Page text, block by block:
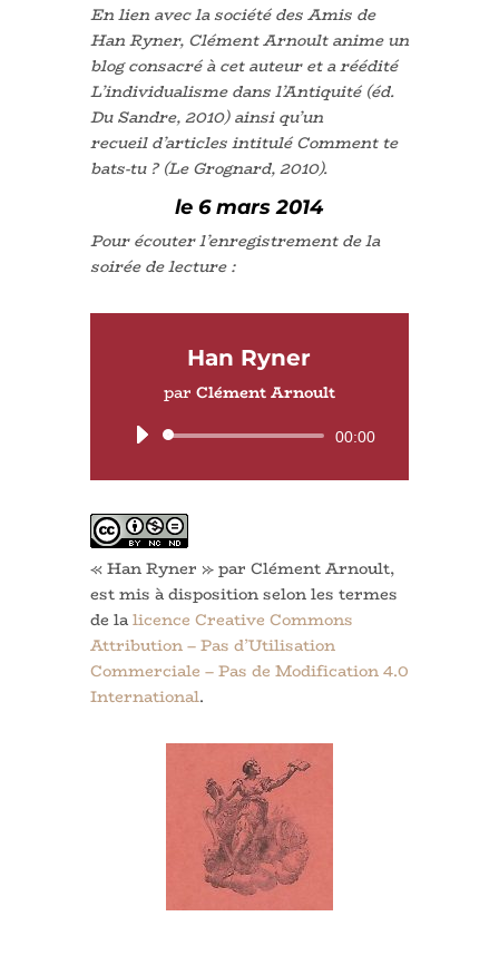
En lien avec la société des Amis de
Han Ryner, Clément Arnoult anime un
blog consacré à cet auteur et a réédité
L’individualisme dans l’Antiquité (éd.
Du Sandre, 2010) ainsi qu’un
recueil d’articles intitulé Comment te
bats-tu ? (Le Grognard, 2010).
le 6 mars 2014
Pour écouter l’enregistrement de la
soirée de lecture :
Han Ryner
par Clément Arnoult
Lecteur
00:00
« Han Ryner » par Clément Arnoult,
est mis à disposition selon les termes
de lalicence Creative Commons
Attribution – Pas d’Utilisation
Commerciale – Pas de Modification 4.0
International.